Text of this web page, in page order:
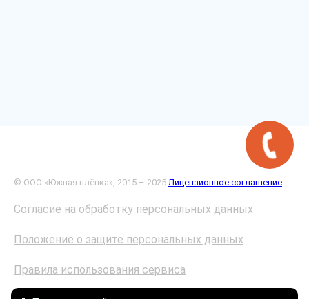
© ООО «Южная плёнка», 2015 – 2025 Лицензионное соглашение
Согласие на обработку персональных данных
Положение о защите персональных данных
Правила использования сервиса